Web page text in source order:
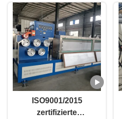
Produktion
ISO9001/2015
zertifizierte